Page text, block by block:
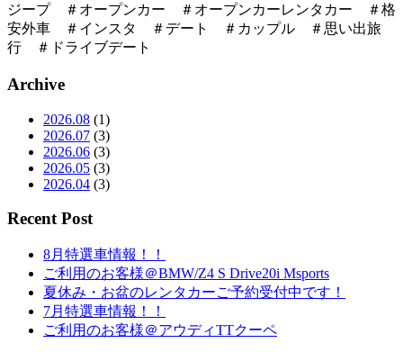
ジープ ＃オープンカー ＃オープンカーレンタカー ＃格
安外車 ＃インスタ ＃デート ＃カップル ＃思い出旅
行 ＃ドライブデート
Archive
2026.08 (1)
2026.07 (3)
2026.06 (3)
2026.05 (3)
2026.04 (3)
Recent Post
8月特選車情報！！
ご利用のお客様＠BMW/Z4 S Drive20i Msports
夏休み・お盆のレンタカーご予約受付中です！
7月特選車情報！！
ご利用のお客様＠アウディTTクーペ